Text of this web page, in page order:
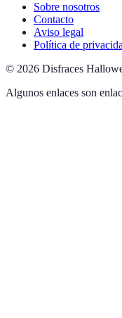
Sobre nosotros
Contacto
Aviso legal
Política de
© 2026 Disfraces
Algunos enlaces son